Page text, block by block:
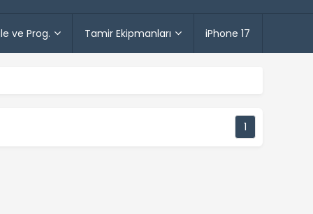
ve Prog. Tamir Ekipmanları iPhone 17
1